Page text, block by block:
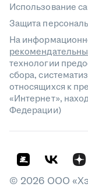
Использование
Защита
На
технологии
сбора,
относящихся к
«Интернет»,
Федерации)
© 2026 ООО